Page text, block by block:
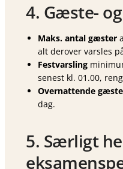
4. Gæste-
Maks. antal gæster
alt derover varsles
Festvarsling
senest kl. 01.00,
Overnattende
dag.
5. Særligt